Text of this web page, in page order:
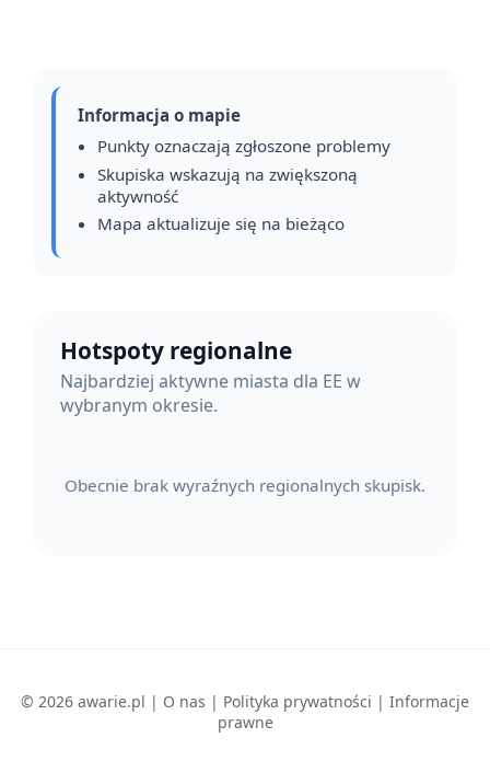
Informacja o mapie
Punkty oznaczają zgłoszone problemy
Skupiska wskazują na zwiększoną
aktywność
Mapa aktualizuje się na bieżąco
Hotspoty regionalne
Najbardziej aktywne miasta dla EE w
wybranym okresie.
Obecnie brak wyraźnych regionalnych skupisk.
© 2026 awarie.pl | O nas | Polityka prywatności | Informacje
prawne